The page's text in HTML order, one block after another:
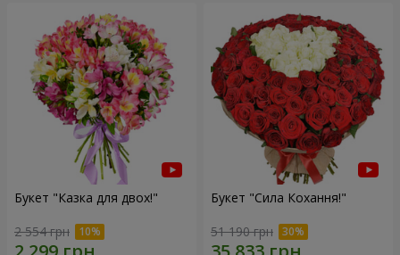
Букет "Казка для двох!"
2 554 грн
Букет "Сила Кохання!"
51 190 грн